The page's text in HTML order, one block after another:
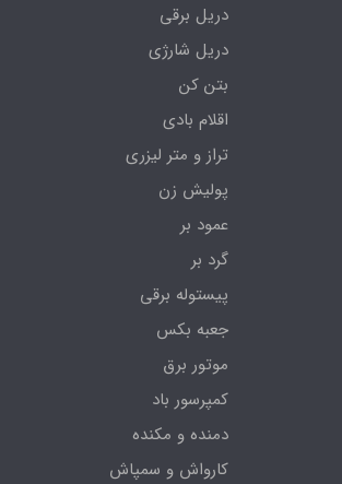
دریل برقی
دریل شارژی
بتن کن
اقلام بادی
تراز و متر لیزری
پولیش زن
عمود بر
گرد بر
پیستوله برقی
جعبه بکس
موتور برق
کمپرسور باد
دمنده و مکنده
کارواش و سمپاش